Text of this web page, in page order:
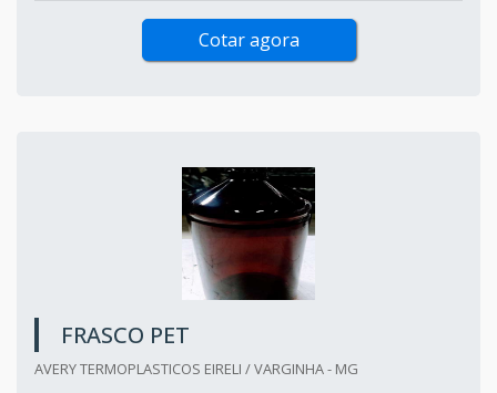
Cotar agora
FRASCO PET
AVERY TERMOPLASTICOS EIRELI / VARGINHA - MG